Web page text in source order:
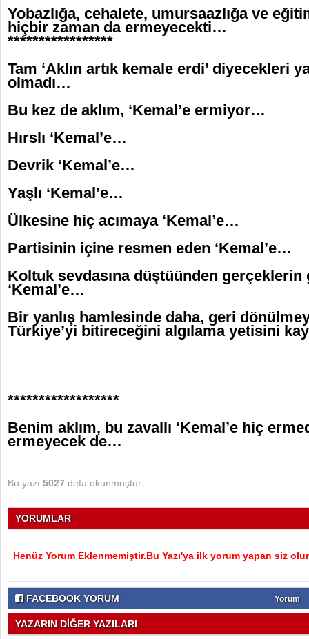
Yobazlığa, cehalete, umursaazlığa ve
hiçbir zaman da ermeyecekti…
*****************
Tam ‘Aklın artık kemale erdi’ diyecekleri
olmadı…
Bu kez de aklım, ‘Kemal’e ermiyor…
Hırslı ‘Kemal’e…
Devrik ‘Kemal’e…
Yaşlı ‘Kemal’e…
Ülkesine hiç acımaya ‘Kemal’e…
Partisinin içine resmen eden ‘Kemal’e…
Koltuk sevdasına düştüünden
‘Kemal’e…
Bir yanlış hamlesinde daha, geri
Türkiye’yi bitireceğini algılama yetisini
******************
Benim aklım, bu zavallı ‘Kemal’e hiç
ermeyecek de…
Bu yazı 5027 defa okunmuştur.
YORUMLAR
Henüz Yorum Eklenmemiştir.Bu Yazı'ya ilk yorum yapan siz
FACEBOOK YORUM Yorum
YAZARIN DİĞER YAZILARI